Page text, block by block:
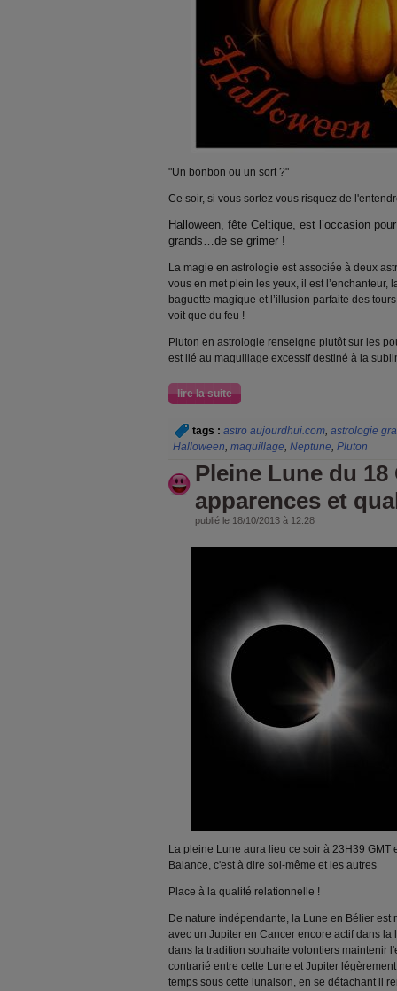
"Un bonbon ou un sort ?"
Ce soir, si vous sortez vous risquez de
Halloween, fête Celtique, est l’occasion
grands…de se grimer !
La magie en astrologie est associée à deux
vous en met plein les yeux, il est l’enchanteur,
baguette magique et l’illusion parfaite des
voit que du feu !
Pluton en astrologie renseigne plutôt sur les
est lié au maquillage excessif destiné à la
lire la suite
tags : astro aujourdhui.com, astrologie
Halloween, maquillage, Neptune, Pluton
Pleine Lune du
apparences et
publié le 18/10/2013 à 12:28
La pleine Lune aura lieu ce soir à 23H39 GMT
Balance, c'est à dire soi-même et les autres
Place à la qualité relationnelle !
De nature indépendante, la Lune en Bélier est
avec un Jupiter en Cancer encore actif dans
dans la tradition souhaite volontiers maintenir
contrarié entre cette Lune et Jupiter
temps sous cette lunaison, en se détachant il